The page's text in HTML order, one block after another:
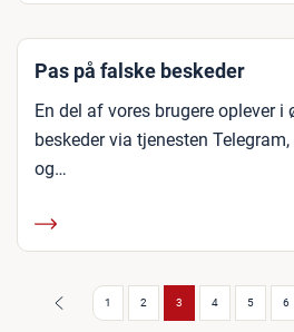
Pas på falske beskeder
En del af vores brugere oplever
beskeder via tjenesten
og…
1 2 3 4 5 6